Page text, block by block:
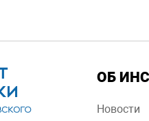
ОБ
Новости